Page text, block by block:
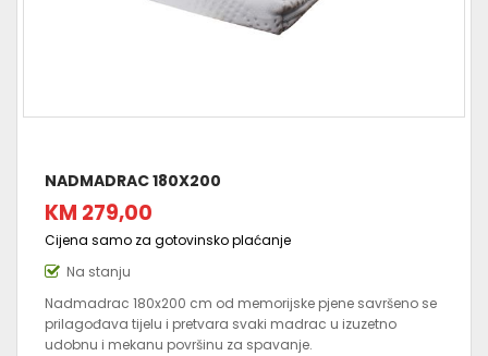
NADMADRAC 180X200
KM 279,00
Cijena samo za gotovinsko plaćanje
Na stanju
Nadmadrac 180x200 cm od memorijske pjene savršeno se
prilagođava tijelu i pretvara svaki madrac u izuzetno
udobnu i mekanu površinu za spavanje.